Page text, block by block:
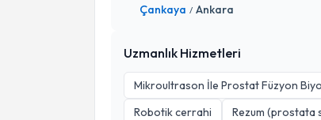
Çankaya / Ankara
Uzmanlık Hizmetleri
Mikroultrason İle Prostat Füzyon
Robotik cerrahi
Rezum (prostata